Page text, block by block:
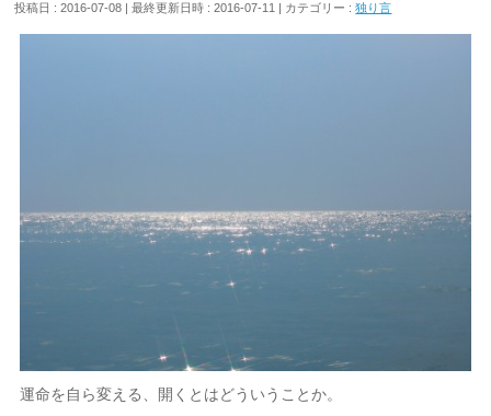
投稿日 : 2016-07-08 最終更新日時 : 2016-07-11 カテゴリー :独り言
運命を自ら変える、開くとはどういうことか。